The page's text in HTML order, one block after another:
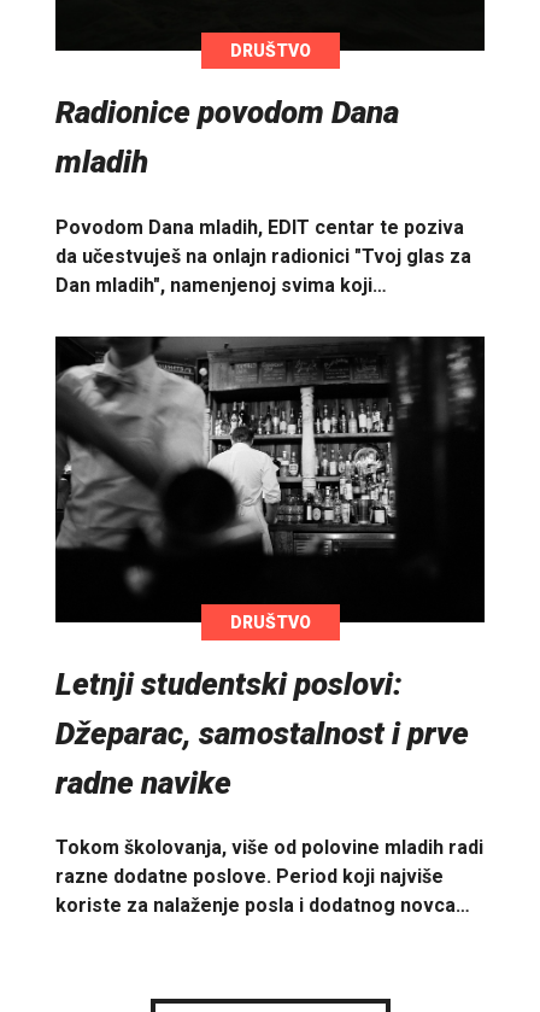
DRUŠTVO
Radionice povodom Dana
mladih
Povodom Dana mladih, EDIT centar te poziva
da učestvuješ na onlajn radionici "Tvoj glas za
Dan mladih", namenjenoj svima koji…
DRUŠTVO
Letnji studentski poslovi:
Džeparac, samostalnost i prve
radne navike
Tokom školovanja, više od polovine mladih radi
razne dodatne poslove. Period koji najviše
koriste za nalaženje posla i dodatnog novca…